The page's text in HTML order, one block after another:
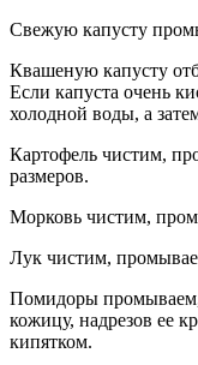
Свежую капусту
Квашеную капусту
Если капуста очень
холодной воды, а
Картофель чистим,
размеров.
Морковь чистим,
Лук чистим,
Помидоры
кожицу, надрезов ее
кипятком.